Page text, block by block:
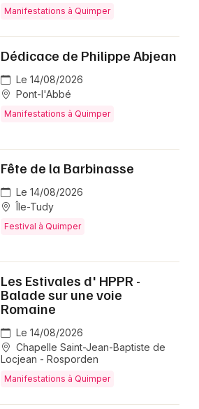
Manifestations à Quimper
Dédicace de Philippe Abjean
Le 14/08/2026
Pont-l'Abbé
Manifestations à Quimper
Fête de la Barbinasse
Le 14/08/2026
Île-Tudy
Festival à Quimper
Les Estivales d' HPPR -
Balade sur une voie
Romaine
Le 14/08/2026
Chapelle Saint-Jean-Baptiste de
Locjean - Rosporden
Manifestations à Quimper